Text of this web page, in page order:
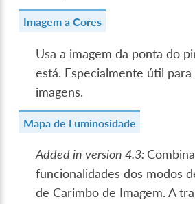
Imagem a Cores
Usa a imagem da ponta do
está. Especialmente útil
imagens.
Mapa de Luminosidade
Added in version 4.3:
funcionalidades dos modos
de Carimbo de Imagem. A